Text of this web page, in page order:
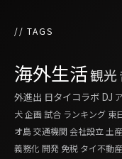
// TAGS
海外生活観光
外進出 日タイコラボ DJ
犬企画 試合 ランキング 東
オ島交通機関 会社設立 土産
義務化 開発 免税 タイ不動産